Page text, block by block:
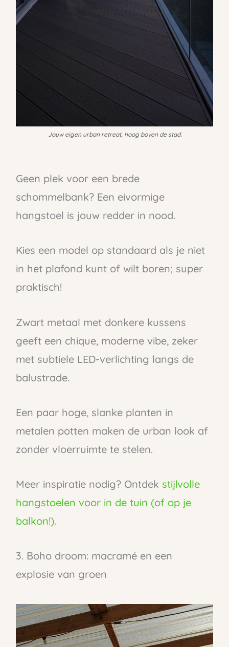
Jouw eigen urban retreat, hoog boven de stad.
Geen plek voor een brede
schommelbank? Een eivormige
hangstoel is jouw redder in nood.
Kies een model op standaard als je niet
in het plafond kunt of wilt boren; super
praktisch!
Zwart metaal met donkere kussens
geeft een chique, moderne vibe, zeker
met subtiele LED-verlichting langs de
balustrade.
Een paar hoge, slanke planten in
metalen potten maken de urban look af
zonder vloerruimte te stelen.
Meer inspiratie nodig? Ontdek stijlvolle
hangstoelen voor in de tuin (of op je
balkon!).
3. Boho droom: macramé en een
explosie van groen